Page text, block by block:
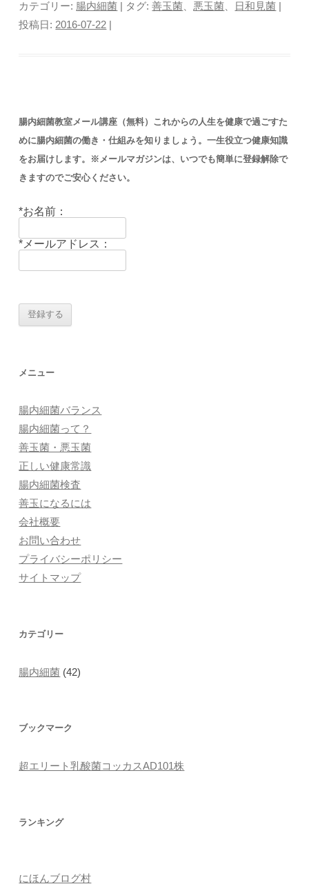
カテゴリー: 腸内細菌 | タグ:善玉菌、悪玉菌、 日和見菌
投稿日:2016-07-22
腸内細菌教室メール講座（無料）これからの人生を健康で過ごすた
めに腸内細菌の働き・仕組みを知りましょう。一生役立つ健康知識
をお届けします。※メールマガジンは、いつでも簡単に登録解除で
きますのでご安心ください。
*お名前：
*メールアドレス：
メニュー
腸内細菌バランス
腸内細菌って？
善玉菌・悪玉菌
正しい健康常識
腸内細菌検査
善玉になるには
会社概要
お問い合わせ
プライバシーポリシー
サイトマップ
カテゴリー
腸内細菌 (42)
ブックマーク
超エリート乳酸菌コッカスAD101株
ランキング
にほんブログ村